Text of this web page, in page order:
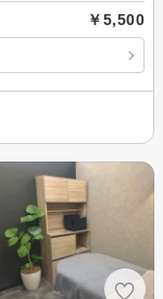
￥5,500